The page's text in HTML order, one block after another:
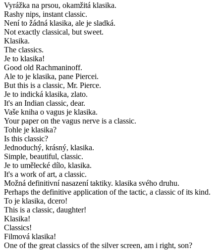
Vyrážka na prsou, okamžitá klasika.
Rashy nips, instant classic.
Není to žádná klasika, ale je sladká.
Not exactly classical, but sweet.
Klasika.
The classics.
Je to klasika!
Good old Rachmaninoff.
Ale to je klasika, pane Piercei.
But this is a classic, Mr. Pierce.
Je to indická klasika, zlato.
It's an Indian classic, dear.
Vaše kniha o vagus je klasika.
Your paper on the vagus nerve is a classic.
Tohle je klasika?
Is this classic?
Jednoduchý, krásný, klasika.
Simple, beautiful, classic.
Je to umělecké dílo, klasika.
It's a work of art, a classic.
Možná definitivní nasazení taktiky. klasika svého druhu.
Perhaps the definitive application of the tactic, a classic of its kind.
To je klasika, dcero!
This is a classic, daughter!
Klasika!
Classics!
Filmová klasika!
One of the great classics of the silver screen, am i right, son?